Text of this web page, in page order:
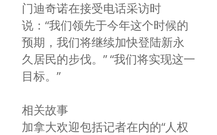
门迪奇诺在接受电话采访时
说：“我们领先于今年这个时候的
预期，我们将继续加快登陆新永
久居民的步伐。” “我们将实现这一
目标。”
相关故事
加拿大欢迎包括记者在内的“人权